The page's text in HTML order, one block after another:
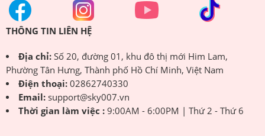
THÔNG TIN LIÊN HỆ
Địa chỉ:Số 20, đường 01, khu đô thị mới Him Lam,
Phường Tân Hưng, Thành phố Hồ Chí Minh, Việt Nam
Điện thoại:02862740330
Email:support@sky007.vn
Thời gian làm việc :9:00AM - 6:00PM | Thứ 2 - Thứ 6